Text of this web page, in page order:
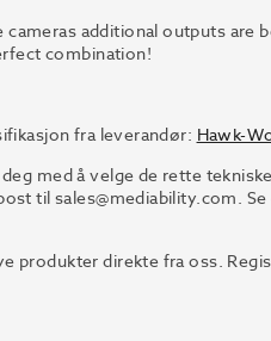
additional outputs are
combination!
fra leverandør: Hawk-
med å velge de rette
til sales@mediability.com.
produkter direkte fra oss.